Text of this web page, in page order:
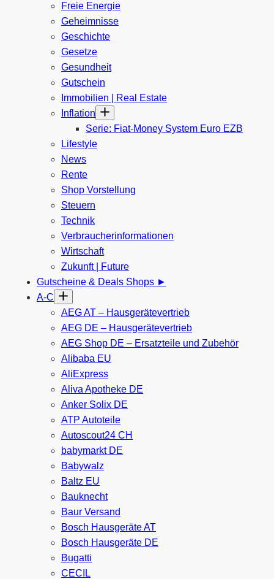
Freie Energie
Geheimnisse
Geschichte
Gesetze
Gesundheit
Gutschein
Immobilien | Real Estate
Inflation
Serie: Fiat-Money System Euro EZB
Lifestyle
News
Rente
Shop Vorstellung
Steuern
Technik
Verbraucherinformationen
Wirtschaft
Zukunft | Future
Gutscheine & Deals Shops ►
A-C
AEG AT – Hausgerätevertrieb
AEG DE – Hausgerätevertrieb
AEG Shop DE – Ersatzteile und Zubehör
Alibaba EU
AliExpress
Aliva Apotheke DE
Anker Solix DE
ATP Autoteile
Autoscout24 CH
babymarkt DE
Babywalz
Baltz EU
Bauknecht
Baur Versand
Bosch Hausgeräte AT
Bosch Hausgeräte DE
Bugatti
CECIL